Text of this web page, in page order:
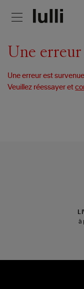
Une
Une erreur est
Veuillez réessayer et
à